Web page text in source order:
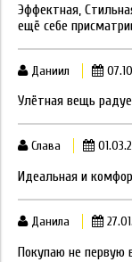
Эффектная,
ещё себе
Даниил
Улётная вещь
Слава
Идеальная и
Данила
Покупаю не первую